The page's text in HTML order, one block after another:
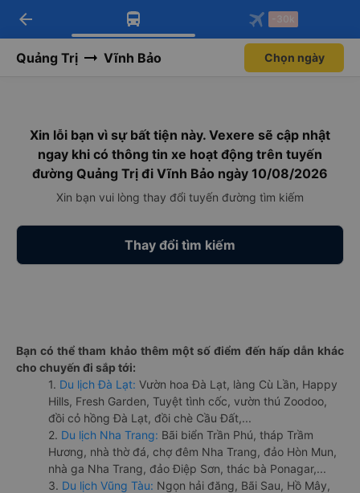
Tải app Vexere ngay!
Nhận ưu đãi thành viên độc
Mở app
Tải app Vexere
-30k/ghế khi đặt vé máy bay qua
Mở app
arrow_back -30k
Quảng Trị Vĩnh Bảo Chọn ngày
Xin lỗi bạn vì sự bất tiện này. Vexere sẽ cập nhật
ngay khi có thông tin xe hoạt động trên tuyến
đường Quảng Trị đi Vĩnh Bảo ngày 10/08/2026
Xin bạn vui lòng thay đổi tuyến đường tìm kiếm
Thay đổi tìm kiếm
Bạn có thể tham khảo thêm một số điểm đến hấp dẫn khác
cho chuyến đi sắp tới:
1. Du lịch Đà Lạt: Vườn hoa Đà Lạt, làng Cù Lần, Happy
Hills, Fresh Garden, Tuyệt tình cốc, vườn thú Zoodoo,
đồi cỏ hồng Đà Lạt, đồi chè Cầu Đất,...
2. Du lịch Nha Trang: Bãi biển Trần Phú, tháp Trầm
Hương, nhà thờ đá, chợ đêm Nha Trang, đảo Hòn Mun,
nhà ga Nha Trang, đảo Điệp Sơn, thác bà Ponagar,...
3. Du lịch Vũng Tàu: Ngọn hải đăng, Bãi Sau, Hồ Mây,